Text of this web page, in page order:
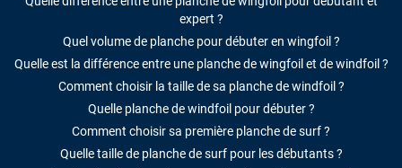
expert ?
Quel volume de planche pour débuter en wingfoil ?
Quelle est la différence entre une planche de wingfoil et de windfoil ?
Comment choisir la taille de sa planche de windfoil ?
Quelle planche de windfoil pour débuter ?
Comment choisir sa première planche de surf ?
Quelle taille de planche de surf pour les débutants ?